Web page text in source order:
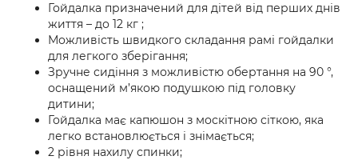
Гойдалка призначений для дітей від перших днів
життя – до 12 кг ;
Можливість швидкого складання рамі гойдалки
для легкого зберігання;
Зручне сидіння з можливістю обертання на 90 °,
оснащений м’якою подушкою під головку
дитини;
Гойдалка має капюшон з москітною сіткою, яка
легко встановлюється і знімається;
2 рівня нахилу спинки;